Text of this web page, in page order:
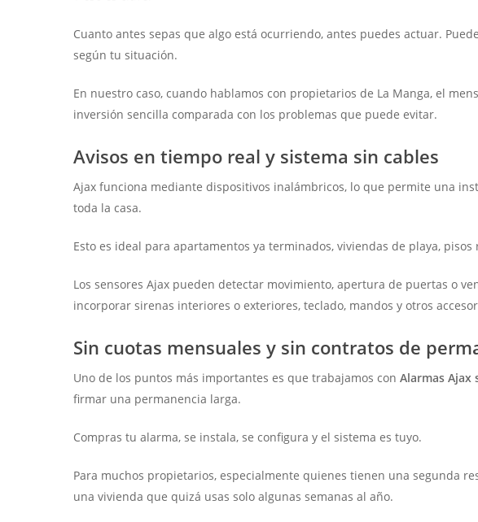
Cuanto antes sepas que algo está ocurriendo, antes puedes actuar.
según tu situación.
En nuestro caso, cuando hablamos con propietarios de La Manga, el
inversión sencilla comparada con los problemas que puede evitar.
Avisos en tiempo real y sistema sin cables
Ajax funciona mediante dispositivos inalámbricos, lo que permite una
toda la casa.
Esto es ideal para apartamentos ya terminados, viviendas de playa,
Los sensores Ajax pueden detectar movimiento, apertura de puertas o
incorporar sirenas interiores o exteriores, teclado, mandos y otros
Sin cuotas mensuales y sin contratos de
Uno de los puntos más importantes es que trabajamos conAlarmas Ajax
firmar una permanencia larga.
Compras tu alarma, se instala, se configura y el sistema es tuyo.
Para muchos propietarios, especialmente quienes tienen una segunda
una vivienda que quizá usas solo algunas semanas al año.